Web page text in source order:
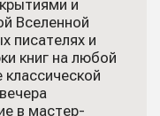
и
Вселенной
писателях и
книг на любой
классической
в мастер-